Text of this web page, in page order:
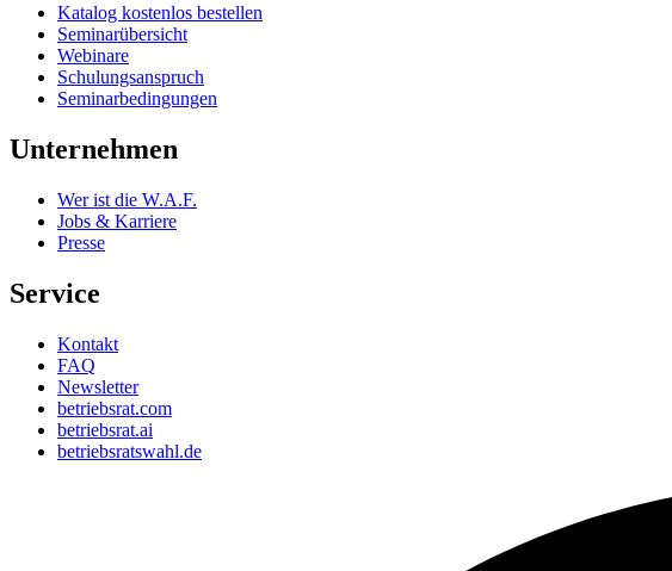
Katalog kostenlos bestellen
Seminarübersicht
Webinare
Schulungsanspruch
Seminarbedingungen
Unternehmen
Wer ist die W.A.F.
Jobs & Karriere
Presse
Service
Kontakt
FAQ
Newsletter
betriebsrat.com
betriebsrat.ai
betriebsratswahl.de